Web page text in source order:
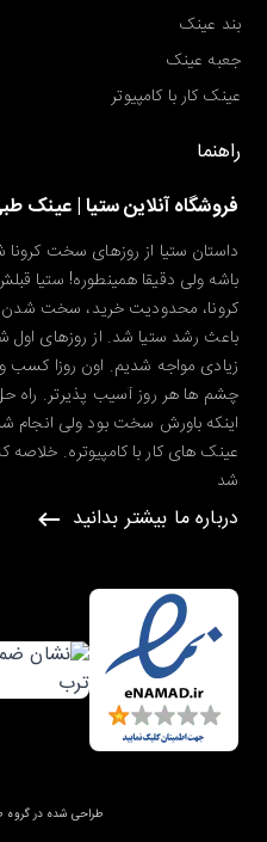
بند عینک
جعبه عینک
عینک کار با کامپیوتر
راهنما
فروشگاه آنلاین ستیا | عینک
داستان ستیا از روزهای سخت
باشه ولی دقیقا همینطوره! ستیا
کرونا، محدودیت خرید، سخت
باعث رشد ستیا شد. از روزهای اول
زیادی مواجه شدیم. اون روزا کسب
چشم ها هر روز آسیب پذیرتر. راه
اینکه باورش سخت بود ولی انجام
عینک های کار با کامپیوتره.
شد
درباره ما بیشتر بدانید
طراحی شده در